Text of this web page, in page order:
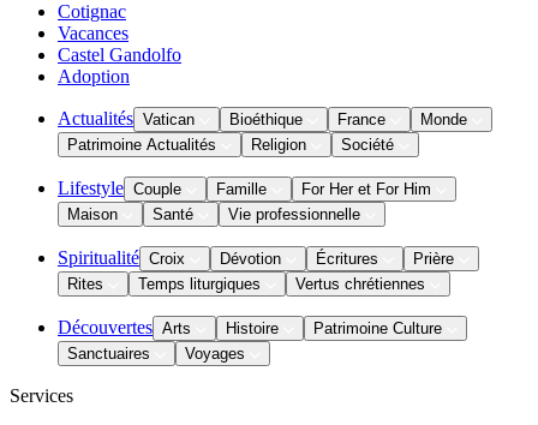
Cotignac
Vacances
Castel Gandolfo
Adoption
Actualités Vatican Bioéthique France
Monde
Patrimoine Actualités
Religion Société
Lifestyle Couple Famille
For Her et For Him
Maison
Santé Vie professionnelle
Spiritualité Croix Dévotion Écritures
Prière
Rites
Temps liturgiques Vertus chrétiennes
Découvertes Arts Histoire
Patrimoine Culture
Sanctuaires
Voyages
Services